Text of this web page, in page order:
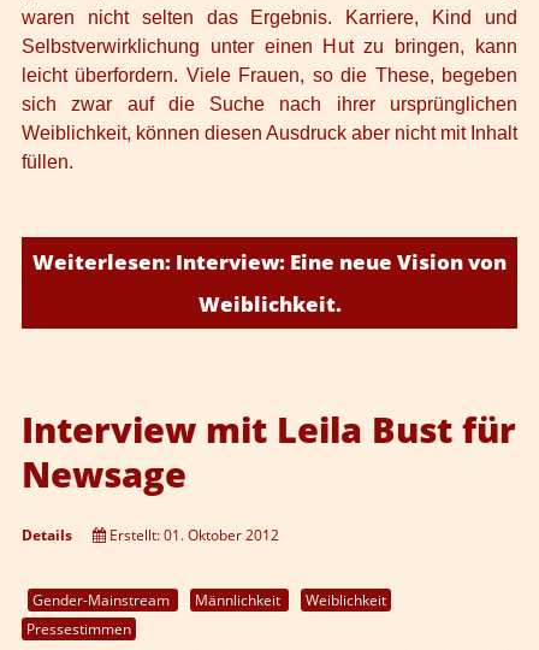
waren nicht selten das Ergebnis. Karriere, Kind und
Selbstverwirklichung unter einen Hut zu bringen, kann
leicht überfordern. Viele Frauen, so die These, begeben
sich zwar auf die Suche nach ihrer ursprünglichen
Weiblichkeit, können diesen Ausdruck aber nicht mit Inhalt
füllen.
Weiterlesen: Interview: Eine neue Vision von
Weiblichkeit.
Interview mit Leila Bust für
Newsage
Details Erstellt: 01. Oktober 2012
Gender-Mainstream Männlichkeit
Weiblichkeit
Pressestimmen